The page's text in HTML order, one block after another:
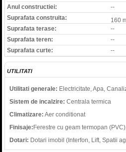
Anul constructiei:
--
Suprafata construita:
160
Suprafata terase:
--
Suprafata teren:
--
Suprafata curte:
--
UTILITATI
Utilitati generale: Electricitate, Apa,
Sistem de incalzire: Centrala termica
Climatizare: Aer conditionat
Finisaje: Ferestre cu geam termopan
Dotari: Dotari imobil (Interfon, Lift, Spatii